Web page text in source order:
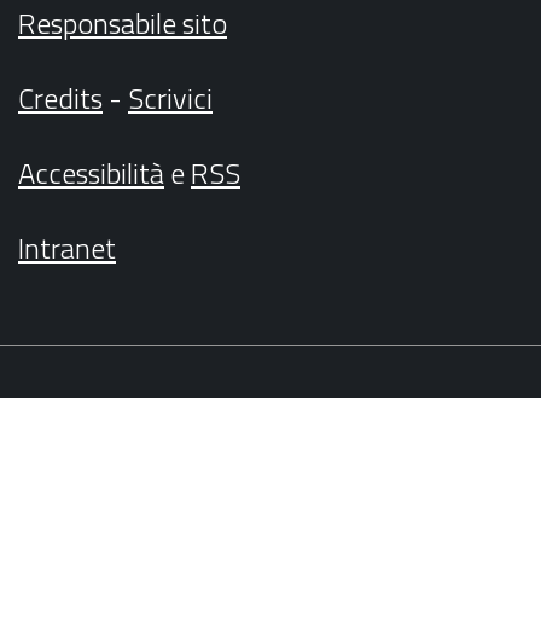
Responsabile sito
Credits- Scrivici
AccessibilitàeRSS
Intranet